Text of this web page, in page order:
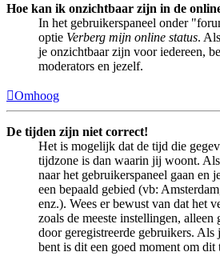
Hoe kan ik onzichtbaar zijn in de
In het gebruikerspaneel onder
optie Verberg mijn online status.
je onzichtbaar zijn voor iedereen,
moderators en jezelf.
Omhoog
De tijden zijn niet correct!
Het is mogelijk dat de tijd die
tijdzone is dan waarin jij woont.
naar het gebruikerspaneel gaan en
een bepaald gebied (vb:
enz.). Wees er bewust van dat het
zoals de meeste instellingen, alleen
door geregistreerde gebruikers. Als
bent is dit een goed moment om dit